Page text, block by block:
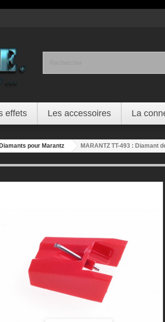
effets Les accessoires La
Diamants pour Marantz MARANTZ TT-493 : Diamant